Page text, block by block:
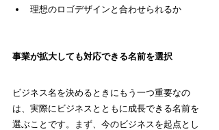
理想のロゴデザインと合わせられるか
事業が拡大しても対応できる名前を選択
ビジネス名を決めるときにもう一つ重要なの
は、実際にビジネスとともに成長できる名前を
選ぶことです。まず、今のビジネスを起点とし